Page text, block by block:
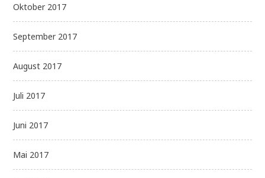
Oktober 2017
September 2017
August 2017
Juli 2017
Juni 2017
Mai 2017